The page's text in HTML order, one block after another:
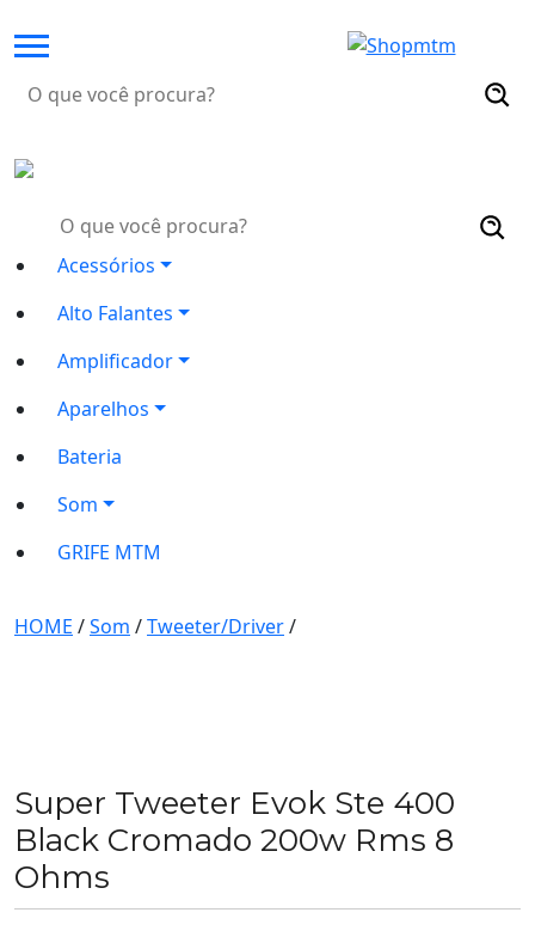
Search
Search
for:
Acessórios
Alto Falantes
Amplificador
Aparelhos
Bateria
Som
GRIFE MTM
HOME /Som /Tweeter/Driver/
Super Tweeter Evok Ste 400
Black Cromado 200w Rms 8
Ohms